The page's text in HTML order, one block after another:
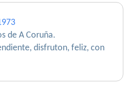
de A Coruña.
disfruton, feliz, con